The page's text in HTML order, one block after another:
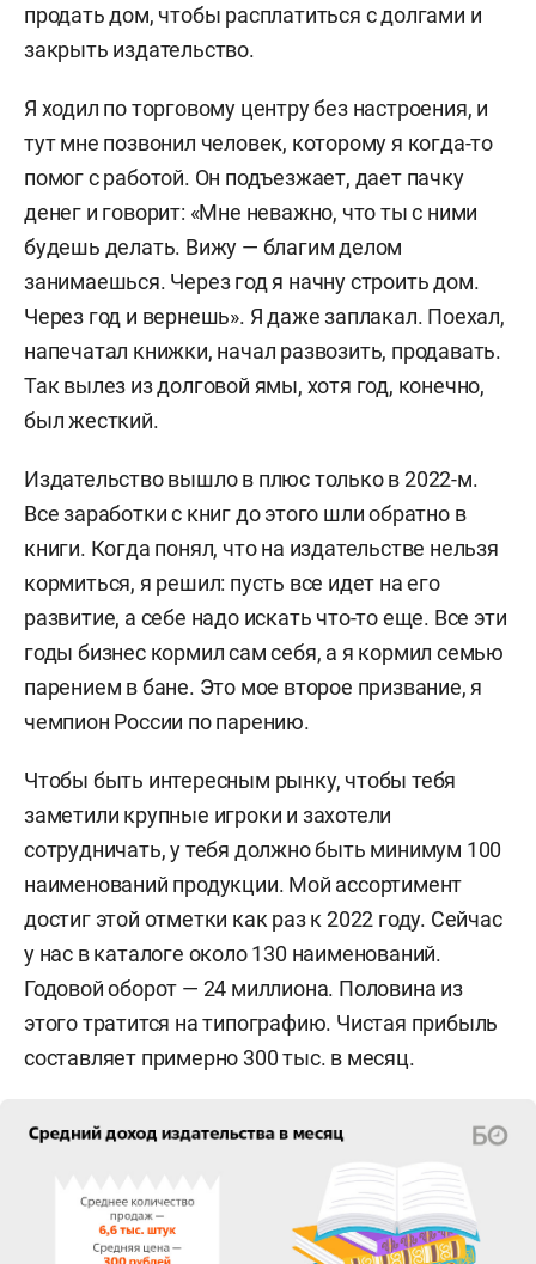
продать дом, чтобы расплатиться с долгами и
закрыть издательство.
Я ходил по торговому центру без настроения, и
тут мне позвонил человек, которому я когда-то
помог с работой. Он подъезжает, дает пачку
денег и говорит: «Мне неважно, что ты с ними
будешь делать. Вижу — благим делом
занимаешься. Через год я начну строить дом.
Через год и вернешь». Я даже заплакал. Поехал,
напечатал книжки, начал развозить, продавать.
Так вылез из долговой ямы, хотя год, конечно,
был жесткий.
Издательство вышло в плюс только в 2022-м.
Все заработки с книг до этого шли обратно в
книги. Когда понял, что на издательстве нельзя
кормиться, я решил: пусть все идет на его
развитие, а себе надо искать что-то еще. Все эти
годы бизнес кормил сам себя, а я кормил семью
парением в бане. Это мое второе призвание, я
чемпион России по парению.
Чтобы быть интересным рынку, чтобы тебя
заметили крупные игроки и захотели
сотрудничать, у тебя должно быть минимум 100
наименований продукции. Мой ассортимент
достиг этой отметки как раз к 2022 году. Сейчас
у нас в каталоге около 130 наименований.
Годовой оборот — 24 миллиона. Половина из
этого тратится на типографию. Чистая прибыль
составляет примерно 300 тыс. в месяц.